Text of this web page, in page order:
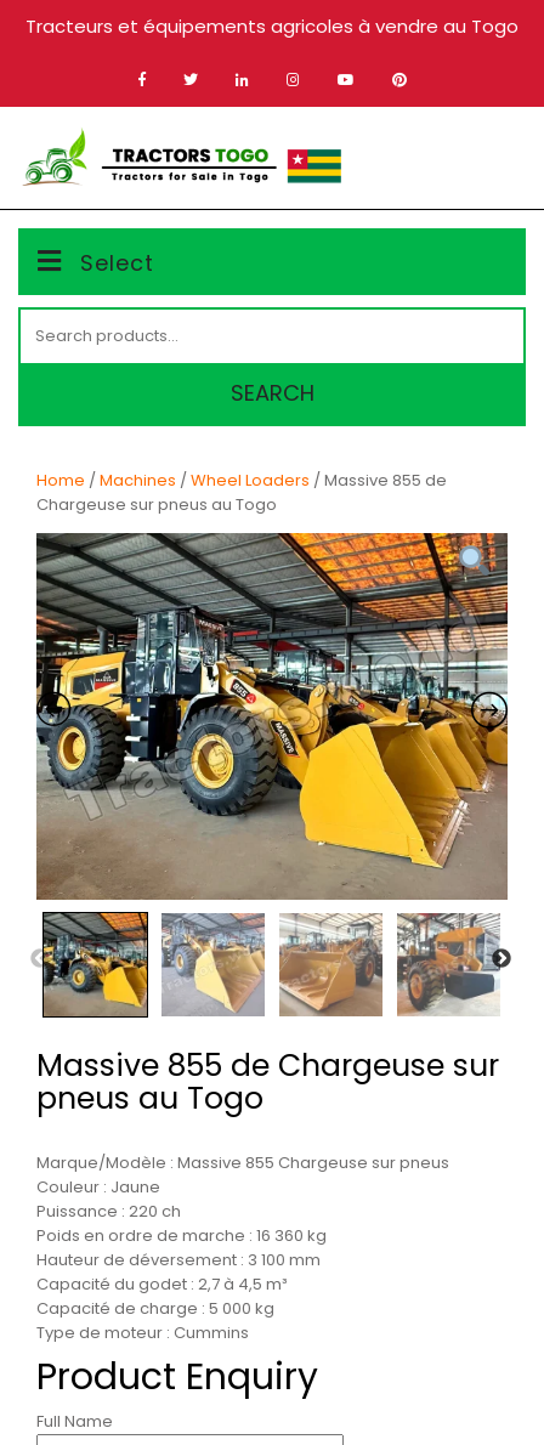
Tracteurs et équipements agricoles à vendre au Togo
Select
for:
SEARCH
Home / Machines / Wheel Loaders / Massive 855 de
Chargeuse sur pneus au Togo
Massive 855 de Chargeuse sur
pneus au Togo
Marque/Modèle : Massive 855 Chargeuse sur pneus
Couleur : Jaune
Puissance : 220 ch
Poids en ordre de marche : 16 360 kg
Hauteur de déversement : 3 100 mm
Capacité du godet : 2,7 à 4,5 m³
Capacité de charge : 5 000 kg
Type de moteur : Cummins
Product Enquiry
Full Name